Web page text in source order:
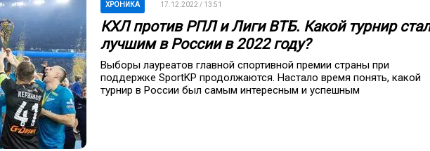
ХРОНИКА 17.12.2022 / 13:51
КХЛ против РПЛ и Лиги ВТБ. Какой турнир стал
лучшим в России в 2022 году?
Выборы лауреатов главной спортивной премии страны при
поддержке SportKP продолжаются. Настало время понять, какой
турнир в России был самым интересным и успешным